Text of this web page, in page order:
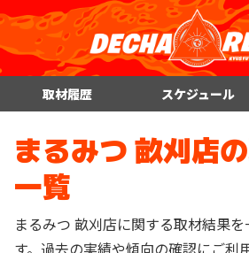
取材履歴 スケジュール
まるみつ 畝刈店
一覧
まるみつ 畝刈店に関する取材結果
す。過去の実績や傾向の確認にご利